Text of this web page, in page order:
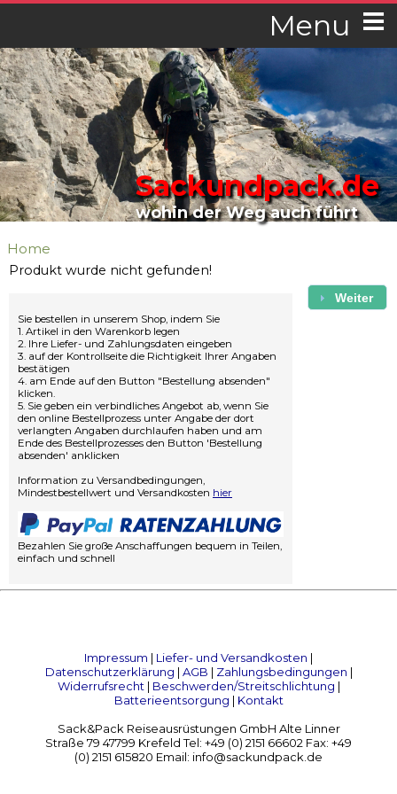
Menu
Sackundpack.de
wohin der Weg auch führt
Home
Produkt wurde nicht gefunden!
Weiter
Sie bestellen in unserem Shop, indem Sie
1. Artikel in den Warenkorb legen
2. Ihre Liefer- und Zahlungsdaten eingeben
3. auf der Kontrollseite die Richtigkeit Ihrer Angaben
bestätigen
4. am Ende auf den Button "Bestellung absenden"
klicken.
5. Sie geben ein verbindliches Angebot ab, wenn Sie
den online Bestellprozess unter Angabe der dort
verlangten Angaben durchlaufen haben und am
Ende des Bestellprozesses den Button 'Bestellung
absenden' anklicken
Information zu Versandbedingungen,
Mindestbestellwert und Versandkosten hier
Bezahlen Sie große Anschaffungen bequem in Teilen,
einfach und schnell
Impressum | Liefer- und Versandkosten |
Datenschutzerklärung | AGB | Zahlungsbedingungen |
Widerrufsrecht | Beschwerden/Streitschlichtung |
Batterieentsorgung | Kontakt
Sack&Pack Reiseausrüstungen GmbH Alte Linner
Straße 79 47799 Krefeld Tel: +49 (0) 2151 66602 Fax: +49
(0) 2151 615820 Email: info@sackundpack.de